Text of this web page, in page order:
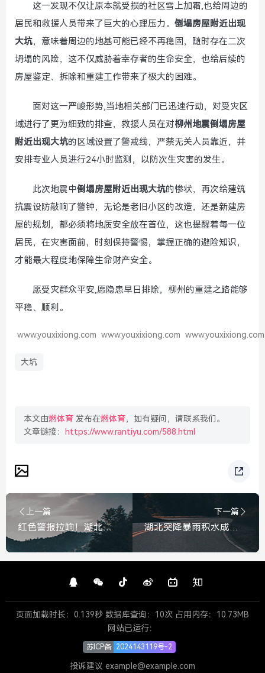
这一发现不仅让原本就受损的社区雪上加霜,也给周边的
居民和救援人员带来了巨大的心理压力。 倒塌房屋附近出现
大坑，意味着周边的地基可能已经不再稳固，随时存在二次
坍塌的风险，这不仅威胁着幸存者的生命安全，也给后续的
房屋鉴定、拆除和重建工作带来了极大的困难。
面对这一严峻形势,当地相关部门已迅速行动，对受灾区
域进行了更为细致的排查，救援人员在对柳州地震倒塌房屋
附近出现大坑的区域设置了警戒线，严禁无关人员靠近，并
安排专业人员进行24小时监测，以防次生灾害的发生。
此次地震中倒塌房屋附近出现大坑的惨状，再次给建筑
抗震设防敲响了警钟，无论是老旧小区的改造，还是新建房
屋的规划，都必须将地质安全放在首位，这也提醒着每一位
居民，在灾害面前，时刻保持警惕，掌握正确的避险知识，
才能最大程度地保障生命财产安全。
愿受灾群众平安,愿隐患早日排除，柳州的重建之路能够
平稳、顺利。
www.youxixiong.com www.youxixiong.com www.youxixiong.com
大坑
本文由燃体育 发布在燃体育，如有疑问，请联系我们。
文章链接：
https://www.rantiyu.com/588.html
上一篇
红色警报拉响！湖北武汉发布暴雨红色预警，全城严阵以待
下一篇
湖北突降暴雨积水成河，居民街头抄网捕鱼，上演陆地赶海奇景
页面加载时长：0.139秒 数据库查询：10次 占用内存：10.73MB
网站已运行：
苏ICP备 2024143119号-2
投诉建议 example@example.com